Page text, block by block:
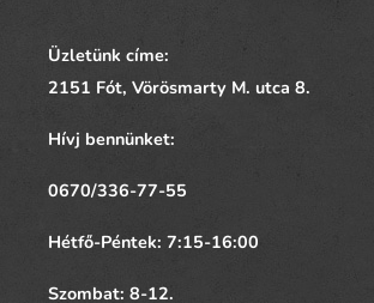
Üzletünk címe:
2151 Fót, Vörösmarty M. utca 8.
Hívj bennünket:
0670/336-77-55
Hétfő-Péntek: 7:15-16:00
Szombat: 8-12.